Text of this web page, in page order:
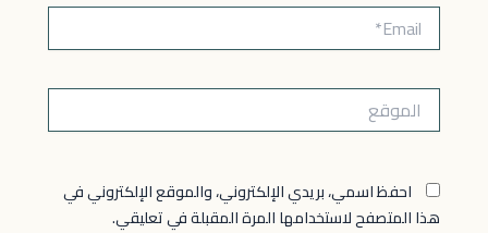
Email*
الموقع
احفظ اسمي، بريدي الإلكتروني، والموقع الإلكتروني في
هذا المتصفح لاستخدامها المرة المقبلة في تعليقي.